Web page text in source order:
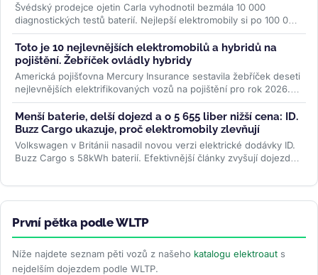
Švédský prodejce ojetin Carla vyhodnotil bezmála 10 000
diagnostických testů baterií. Nejlepší elektromobily si po 100 000
km drží přes...>>
Toto je 10 nejlevnějších elektromobilů a hybridů na
pojištění. Žebříček ovládly hybridy
Americká pojišťovna Mercury Insurance sestavila žebříček deseti
nejlevnějších elektrifikovaných vozů na pojištění pro rok 2026.
Osm z...>>
Menší baterie, delší dojezd a o 5 655 liber nižší cena: ID.
Buzz Cargo ukazuje, proč elektromobily zlevňují
Volkswagen v Británii nasadil novou verzi elektrické dodávky ID.
Buzz Cargo s 58kWh baterií. Efektivnější články zvyšují dojezd
První pětka podle WLTP
Níže najdete seznam pěti vozů z našeho katalogu elektroaut s
nejdelším dojezdem podle WLTP.